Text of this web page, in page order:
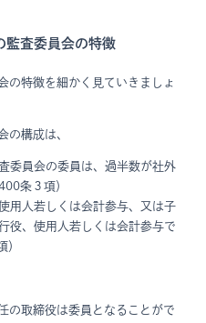
監査委員会の特徴
の特徴を細かく見ていきましょ
の構成は、
委員会の委員は、過半数が社外
条３項）
用人若しくは会計参与、又は子
役、使用人若しくは会計参与で
）
の取締役は委員となることがで